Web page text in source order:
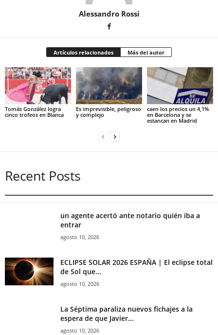
Alessandro Rossi
Artículos relacionados Más del autor
Tomás González logra
cinco trofeos en Blanca
Es imprevisible, peligroso
y complejo
caen los precios un 4,1%
en Barcelona y se
estancan en Madrid
Recent Posts
un agente acertó ante notario quién iba a
entrar
agosto 10, 2026
ECLIPSE SOLAR 2026 ESPAÑA | El eclipse total
de Sol que...
agosto 10, 2026
La Séptima paraliza nuevos fichajes a la
espera de que Javier...
agosto 10, 2026